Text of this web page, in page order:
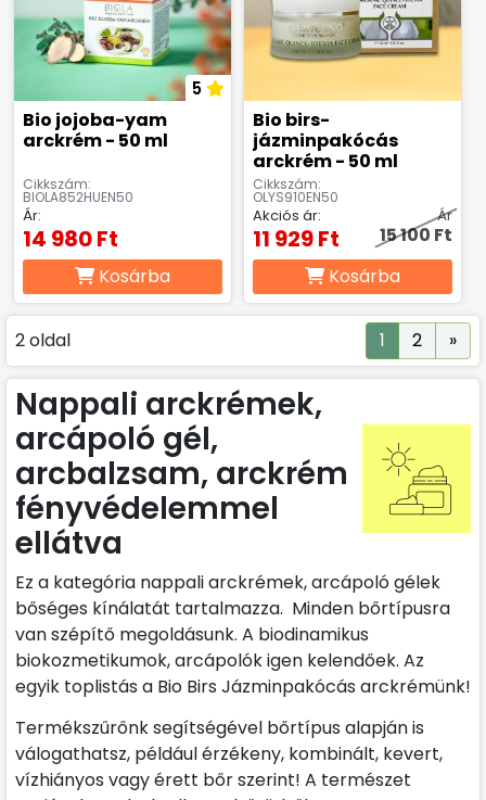
5
Bio jojoba-yam
arckrém - 50 ml
Cikkszám:
BIOLA852HUEN50
Ár:
14 980 Ft
Kosárba
Bio birs-
jázminpakócás
arckrém - 50 ml
Cikkszám:
OLYS910EN50
Akciós ár:
11 929 Ft
Ár
15 100 Ft
Kosárba
2 oldal 1 2 »
Nappali arckrémek,
arcápoló gél,
arcbalzsam, arckrém
fényvédelemmel
ellátva
Ez a kategória nappali arckrémek, arcápoló gélek
bőséges kínálatát tartalmazza. Minden bőrtípusra
van szépítő megoldásunk. A biodinamikus
biokozmetikumok, arcápolók igen kelendőek. Az
egyik toplistás a Bio Birs Jázminpakócás arckrémünk!
Termékszűrőnk segítségével bőrtípus alapján is
válogathatsz, például érzékeny, kombinált, kevert,
vízhiányos vagy érett bőr szerint! A természet